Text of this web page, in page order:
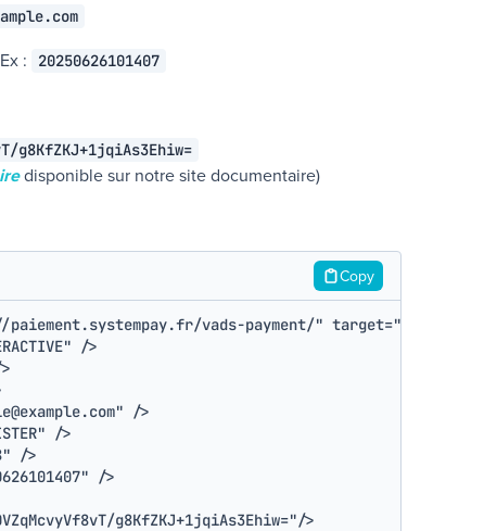
: 20250626101407
g8KfZKJ+1jqiAs3Ehiw=
disponible sur notre site documentaire)
Copy
vads-payment/" target="
" />
" />
" />
" />
" />
g8KfZKJ+1jqiAs3Ehiw="/>